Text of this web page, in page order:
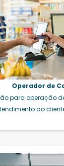
Operador de
para operação
ao